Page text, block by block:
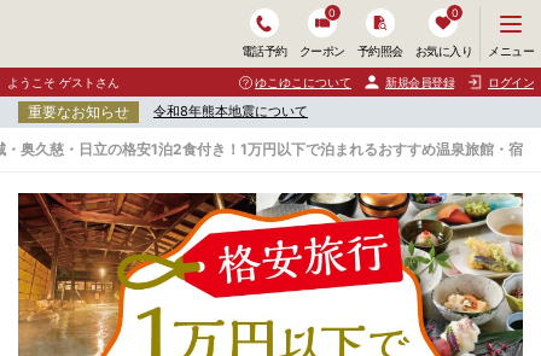
電話予約 クーポン
0
予約照会 お気に入り
0
ニ
ュ
ー
開
く
メニュー
ようこそ ゲストさん ゆこゆこについて 新規会員登録 ログイン
重要なお知らせ 令和8年熊本地震について
・奥久慈・日立の格安1泊2食付き！1万円以下で泊まれるおすすめ温泉旅館・宿
北
茨
城
・
奥
久
慈
・
日